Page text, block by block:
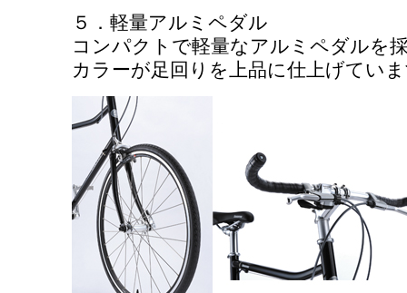
５．軽量アルミペダル
コンパクトで軽量なアルミペダルを
カラーが足回りを上品に仕上げてい